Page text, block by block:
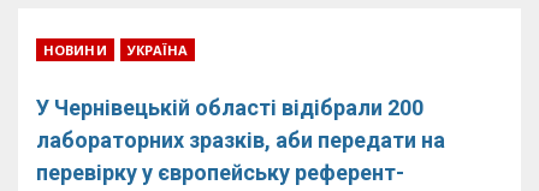
НОВИНИ УКРАЇНА
У Чернівецькій області відібрали 200
лабораторних зразків, аби передати на
перевірку у європейську референт-